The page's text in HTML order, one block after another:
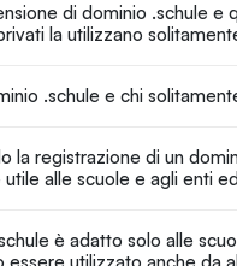
di dominio .schule e
la utilizzano
.schule e chi
la registrazione di un
alle scuole e agli enti
è adatto solo alle